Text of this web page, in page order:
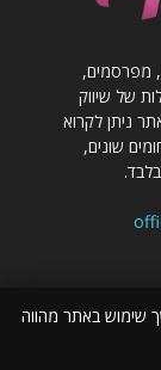
מפרסמים,
במדיה הדיגיטלית, 360 מעלות של שיווק
ניתן לקרוא
שונים,
שימוש באתר מהווה